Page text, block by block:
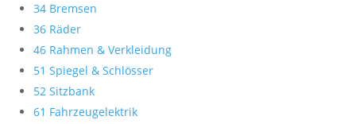
34 Bremsen
36 Räder
46 Rahmen & Verkleidung
51 Spiegel & Schlösser
52 Sitzbank
61 Fahrzeugelektrik